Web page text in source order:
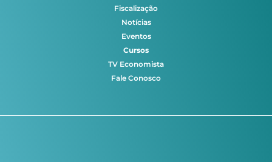
Fiscalização
Notícias
Eventos
Cursos
TV Economista
Fale Conosco